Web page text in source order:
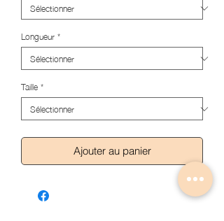
Longueur*
Taille*
Ajouter au panier